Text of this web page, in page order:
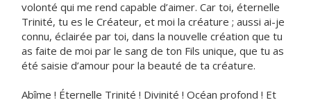
volonté qui me rend capable d’aimer. Car toi, éternelle
Trinité, tu es le Créateur, et moi la créature ; aussi ai-je
connu, éclairée par toi, dans la nouvelle création que tu
as faite de moi par le sang de ton Fils unique, que tu as
été saisie d’amour pour la beauté de ta créature.
Abîme ! Éternelle Trinité ! Divinité ! Océan profond ! Et